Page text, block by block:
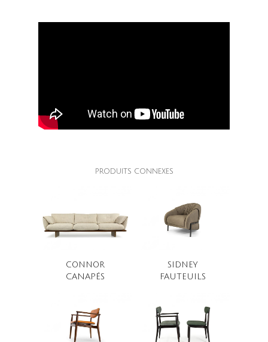
PRODUITS CONNEXES
CONNOR
CANAPÉS
SIDNEY
FAUTEUILS